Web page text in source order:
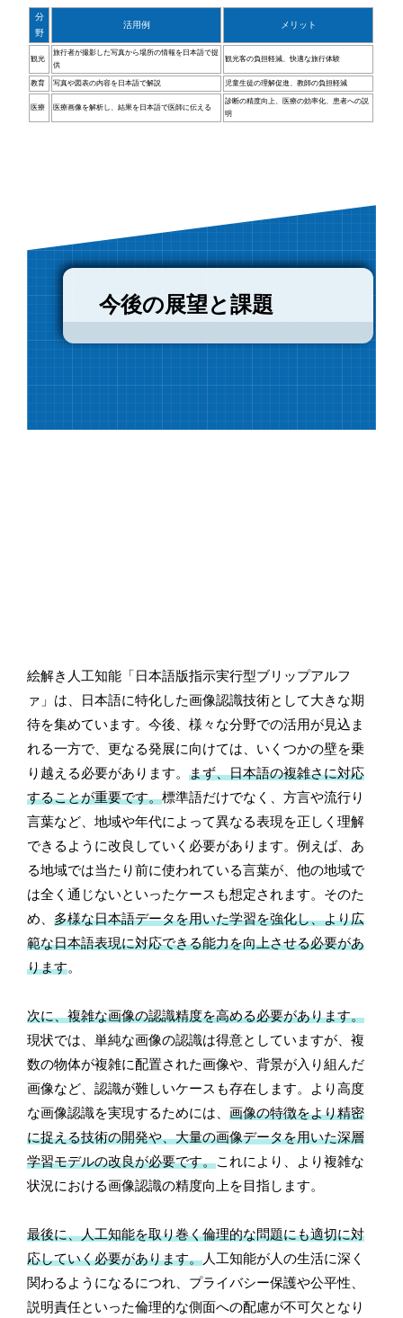
分
野
活用例 メリット
観光
旅行者が撮影した写真から場所の情報を日本語で提
供
観光客の負担軽減、快適な旅行体験
教育 写真や図表の内容を日本語で解説 児童生徒の理解促進、教師の負担軽減
医療 医療画像を解析し、結果を日本語で医師に伝える
診断の精度向上、医療の効率化、患者への説
明
今後の展望と課題
絵解き人工知能「日本語版指示実行型ブリップアルフ
ァ」は、日本語に特化した画像認識技術として大きな期
待を集めています。今後、様々な分野での活用が見込ま
れる一方で、更なる発展に向けては、いくつかの壁を乗
り越える必要があります。まず、日本語の複雑さに対応
することが重要です。標準語だけでなく、方言や流行り
言葉など、地域や年代によって異なる表現を正しく理解
できるように改良していく必要があります。例えば、あ
る地域では当たり前に使われている言葉が、他の地域で
は全く通じないといったケースも想定されます。そのた
め、多様な日本語データを用いた学習を強化し、より広
範な日本語表現に対応できる能力を向上させる必要があ
ります。
次に、複雑な画像の認識精度を高める必要があります。
現状では、単純な画像の認識は得意としていますが、複
数の物体が複雑に配置された画像や、背景が入り組んだ
画像など、認識が難しいケースも存在します。より高度
な画像認識を実現するためには、画像の特徴をより精密
に捉える技術の開発や、大量の画像データを用いた深層
学習モデルの改良が必要です。これにより、より複雑な
状況における画像認識の精度向上を目指します。
最後に、人工知能を取り巻く倫理的な問題にも適切に対
応していく必要があります。人工知能が人の生活に深く
関わるようになるにつれ、プライバシー保護や公平性、
説明責任といった倫理的な側面への配慮が不可欠となり